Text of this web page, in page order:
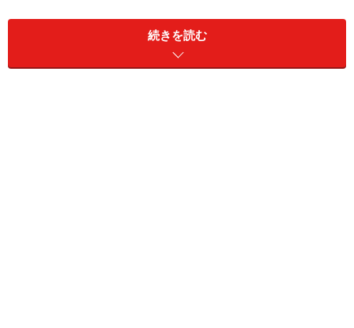
【銘柄データ】 三共生興（東証1部<8018>）
【予想配当＋予想優待額面利回り】 7.5％
【2016年5月20日株価】 332円
続きを読む